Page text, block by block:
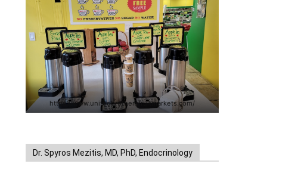
https://www.unitedbrothersfruitmarkets.com/
Dr. Spyros Mezitis, MD, PhD, Endocrinology